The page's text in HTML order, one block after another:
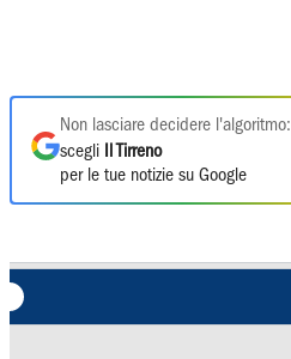
Non lasciare decidere l'algoritmo:
scegli
Il Tirreno
per le tue notizie su Google